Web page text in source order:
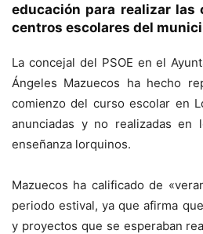
educación para realizar las
centros escolares del
La concejal del PSOE en el
Ángeles Mazuecos ha hecho
comienzo del curso escolar en
anunciadas y no realizadas en
enseñanza lorquinos.
Mazuecos ha calificado de
periodo estival, ya que afirma
y proyectos que se esperaban